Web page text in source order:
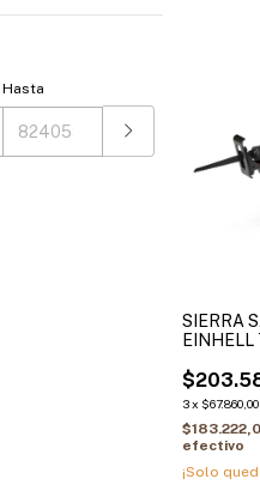
Hasta
SIERRA
EINHELL
3x $67.860,00
efectivo
¡Solo